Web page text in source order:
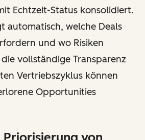
Echtzeit-Status konsolidiert.
automatisch, welche Deals
und wo Risiken
vollständige Transparenz
Vertriebszyklus können
Opportunities